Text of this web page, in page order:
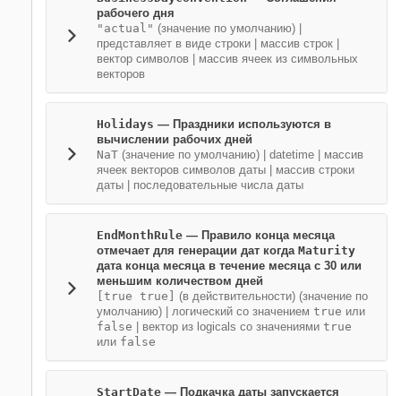
рабочего дня
"actual" (значение по умолчанию) |
представляет в виде строки
массив строк
вектор символов
массив ячеек из символьных
векторов
Holidays — Праздники используются в
вычислении рабочих дней
NaT (значение по умолчанию) | datetime
массив
ячеек векторов символов даты
массив строки
даты
последовательные числа даты
EndMonthRule — Правило конца месяца
отмечает для генерации дат когда Maturity
дата конца месяца в течение месяца с 30 или
меньшим количеством дней
[true true]
(в действительности) (значение по
умолчанию) | логический со значением true или
false
вектор из logicals со значениями true
или false
StartDate — Подкачка даты запускается